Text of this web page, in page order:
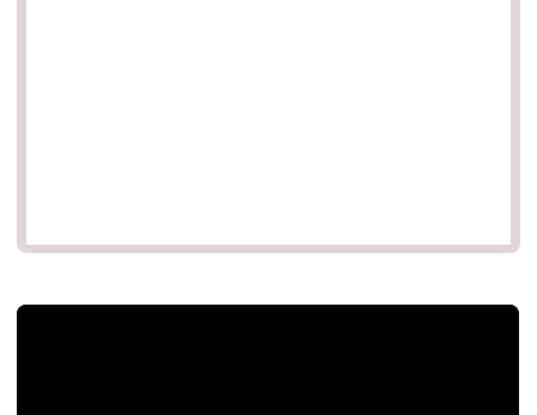
官方Youtube影片